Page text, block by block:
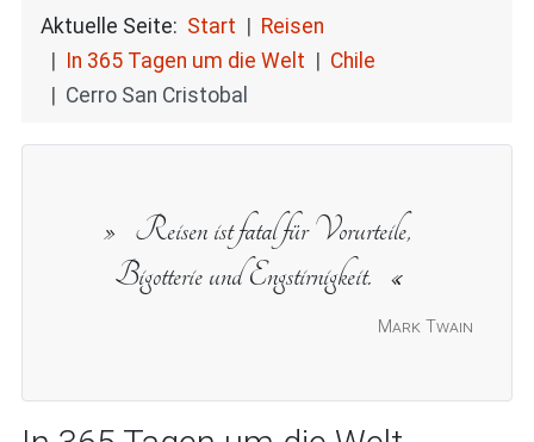
Aktuelle Seite: Start
Reisen
In 365 Tagen um die Welt
Chile
Cerro San Cristobal
Mark Twain
Reisen ist fatal für Vorurteile,
Bigotterie und Engstirnigkeit.